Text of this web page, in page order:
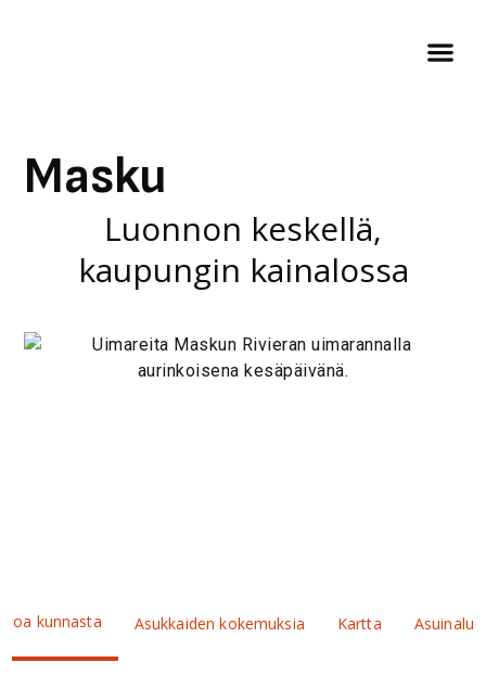
Masku
Luonnon keskellä,
kaupungin kainalossa
kunnasta Asukkaiden kokemuksia Kartta